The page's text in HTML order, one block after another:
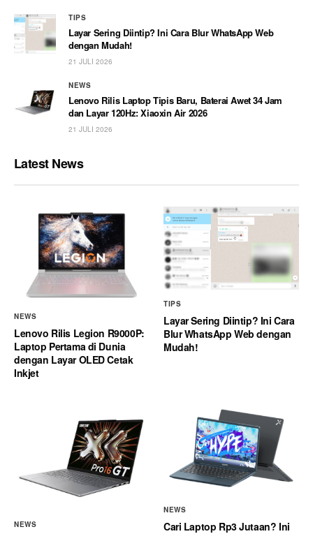
TIPS
Layar Sering Diintip? Ini Cara Blur WhatsApp Web
dengan Mudah!
21 JULI 2026
NEWS
Lenovo Rilis Laptop Tipis Baru, Baterai Awet 34 Jam
dan Layar 120Hz: Xiaoxin Air 2026
21 JULI 2026
Latest News
NEWS
Lenovo Rilis Legion R9000P:
Laptop Pertama di Dunia
dengan Layar OLED Cetak
Inkjet
TIPS
Layar Sering Diintip? Ini Cara
Blur WhatsApp Web dengan
Mudah!
NEWS
NEWS
Cari Laptop Rp3 Jutaan? Ini